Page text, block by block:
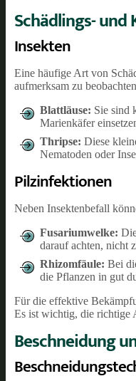
Schädlings-
Insekten
Eine häufige Art von
aufmerksam zu
Blattläuse: Sie sind
Marienkäfer
Thripse: Diese
Nematoden oder
Pilzinfektionen
Neben Insektenbefall
Fusariumwelke:
darauf achten, nicht
Rhizomfäule: Bei
die Pflanzen in gut
Für die effektive
Es ist wichtig, die richtige
Beschneidung